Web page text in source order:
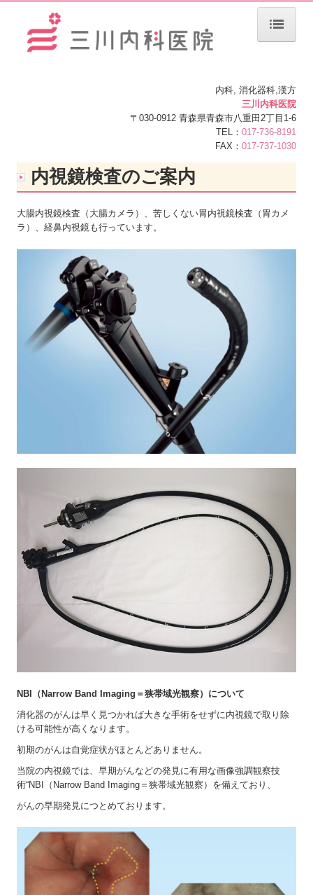
内視鏡検査のご案内
施設・設備のご案内
医療ＤＸ推進体制の整備について
当院における医療情報の利用目的
内科, 消化器科,漢方
三川内科医院
〒030-0912 青森県青森市八重田2丁目1-6
TEL： 017-736-8191
FAX： 017-737-1030
内視鏡検査のご案内
大腸内視鏡検査（大腸カメラ）、苦しくない胃内視鏡検査（胃カメ
ラ）、経鼻内視鏡も行っています。
NBI （ Narrow Band Imaging ＝狭帯域光観察）について
消化器のがんは早く見つかれば大きな手術をせずに内視鏡で取り除
ける可能性が高くなります。
初期のがんは自覚症状がほとんどありません。
当院の内視鏡では、早期がんなどの発見に有用な画像強調観察技
術“NBI （ Narrow Band Imaging ＝狭帯域光観察）を備えており、
がんの早期発見につとめております。